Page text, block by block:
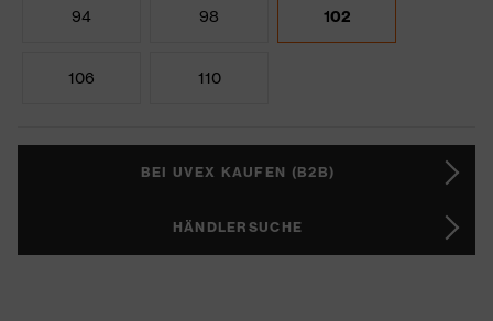
94 98 102
106 110
BEI UVEX KAUFEN (B2B)
HÄNDLERSUCHE